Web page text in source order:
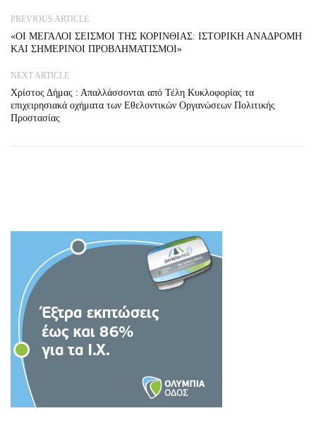
PREVIOUS ARTICLE
«ΟΙ ΜΕΓΑΛΟΙ ΣΕΙΣΜΟΙ ΤΗΣ ΚΟΡΙΝΘΙΑΣ: ΙΣΤΟΡΙΚΗ ΑΝΑΔΡΟΜΗ
ΚΑΙ ΣΗΜΕΡΙΝΟΙ ΠΡΟΒΛΗΜΑΤΙΣΜΟΙ»
NEXT ARTICLE
Χρίστος Δήμας : Απαλλάσσονται από Τέλη Κυκλοφορίας τα
επιχειρησιακά οχήματα των Εθελοντικών Οργανώσεων Πολιτικής
Προστασίας